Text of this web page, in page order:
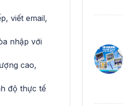
viết email,
nhập với
cao,
độ thực tế